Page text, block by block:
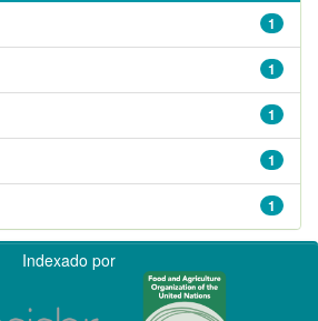
1
1
1
1
1
Indexado por